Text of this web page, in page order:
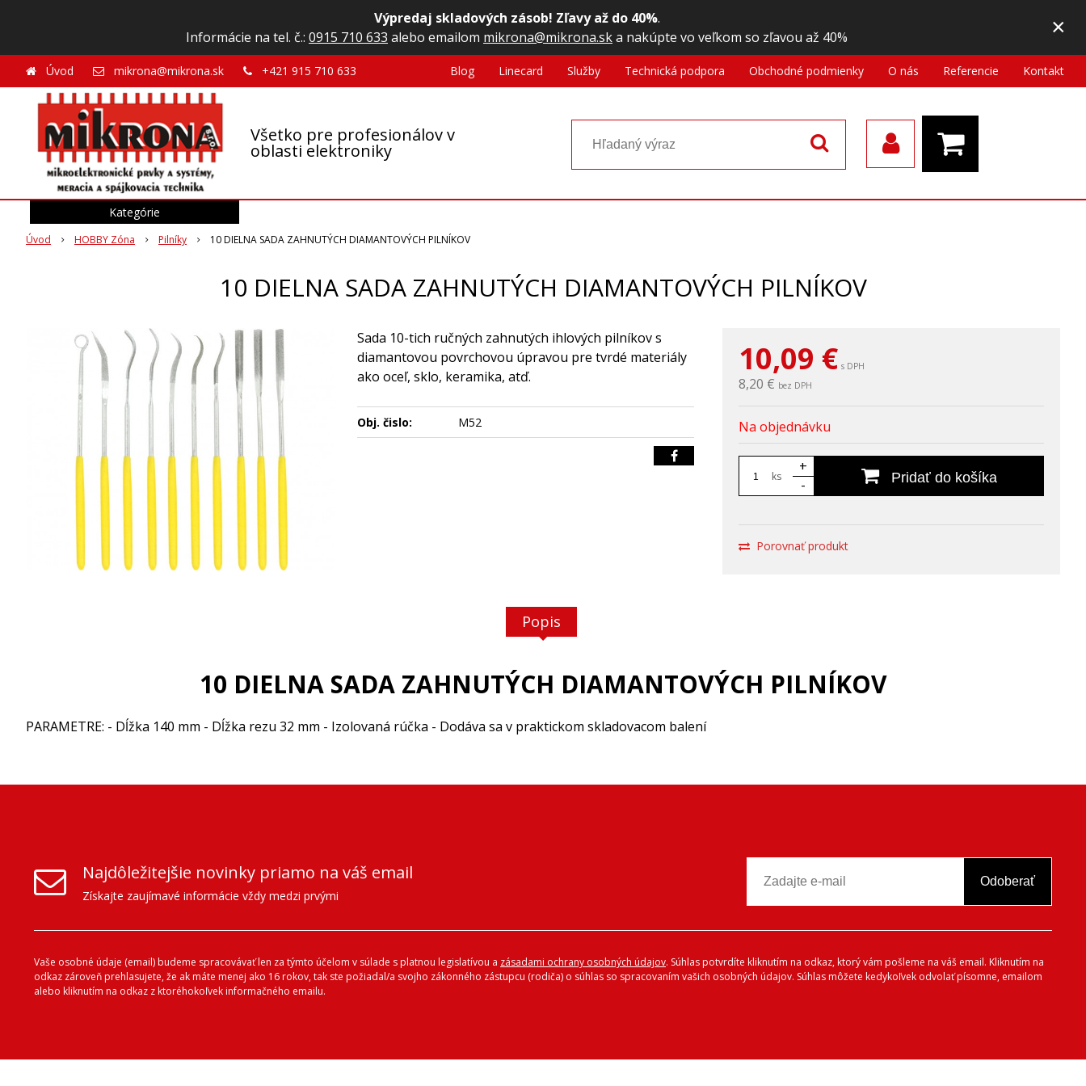
Výpredaj skladových zásob! Zľavy až do 40%.
Informácie na tel. č.: 0915 710 633 alebo emailom mikrona@mikrona.ska nakúpte vo veľkom so zľavou až 40% ×
Všetko pre profesionálov v
oblasti elektroniky
Úvod mikrona@mikrona.sk +421 915 710 633 Blog Linecard Služby Technická podpora Obchodné podmienky O nás Referencie Kontakt
Úvod HOBBY Zóna Pilníky 10 DIELNA SADA ZAHNUTÝCH DIAMANTOVÝCH PILNÍKOV
10 DIELNA SADA ZAHNUTÝCH DIAMANTOVÝCH PILNÍKOV
10,09 € s DPH
8,20 € bez DPH
Na objednávku
ks
+
-
Pridať do košíka
Porovnať produkt
Sada 10-tich ručných zahnutých ihlových pilníkov s
diamantovou povrchovou úpravou pre tvrdé materiály
ako oceľ, sklo, keramika, atď.
Obj. čislo: M52
Popis
10 DIELNA SADA ZAHNUTÝCH DIAMANTOVÝCH PILNÍKOV
PARAMETRE: - Dĺžka 140 mm - Dĺžka rezu 32 mm - Izolovaná rúčka - Dodáva sa v praktickom skladovacom balení
Kategórie
Najdôležitejšie novinky priamo na váš email
Získajte zaujímavé informácie vždy medzi prvými
Odoberať
Vaše osobné údaje (email) budeme spracovávať len za týmto účelom v súlade s platnou legislatívou a zásadami ochrany osobných údajov. Súhlas potvrdíte kliknutím na odkaz, ktorý vám pošleme na váš email. Kliknutím na
odkaz zároveň prehlasujete, že ak máte menej ako 16 rokov, tak ste požiadal/a svojho zákonného zástupcu (rodiča) o súhlas so spracovaním vašich osobných údajov. Súhlas môžete kedykoľvek odvolať písomne, emailom
alebo kliknutím na odkaz z ktoréhokoľvek informačného emailu.